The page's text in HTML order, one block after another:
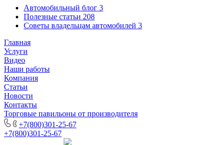
Автомобильный блог 3
Полезные статьи 208
Советы владельцам автомобилей 3
Главная
Услуги
Видео
Наши работы
Компания
Статьи
Новости
Контакты
Торговые павильоны от производителя
+7(800)301-25-67
+7(800)301-25-67